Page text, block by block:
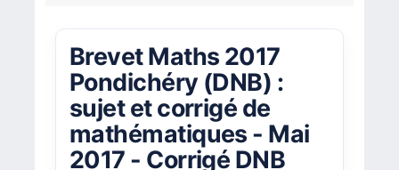
Brevet Maths 2017
Pondichéry (DNB) :
sujet et corrigé de
mathématiques - Mai
2017 - Corrigé DNB